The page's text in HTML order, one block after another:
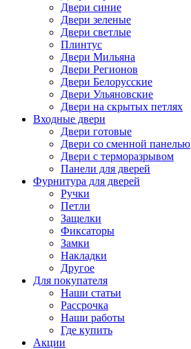
Двери синие
Двери зеленые
Двери светлые
Плинтус
Двери Мильяна
Двери Регионов
Двери Белорусские
Двери Ульяновские
Двери на скрытых петлях
Входные двери
Двери готовые
Двери со сменной панелью
Двери с терморазрывом
Панели для дверей
Фурнитура для дверей
Ручки
Петли
Защелки
Фиксаторы
Замки
Накладки
Другое
Для покупателя
Наши статьи
Рассрочка
Наши работы
Где купить
Акции